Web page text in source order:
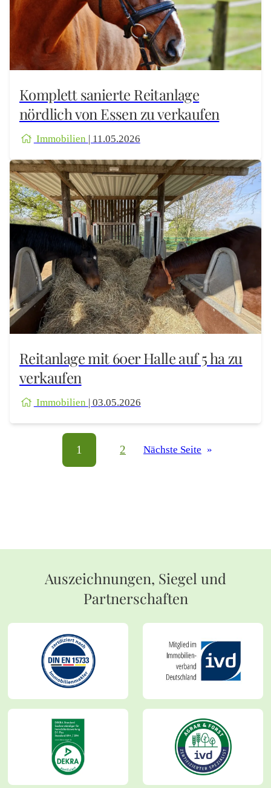
Komplett sanierte Reitanlage
nördlich von Essen zu verkaufen
Immobilien | 11.05.2026
Reitanlage mit 60er Halle auf 5 ha zu
verkaufen
Immobilien | 03.05.2026
1 2 Nächste Seite »
Auszeichnungen, Siegel und
Partnerschaften